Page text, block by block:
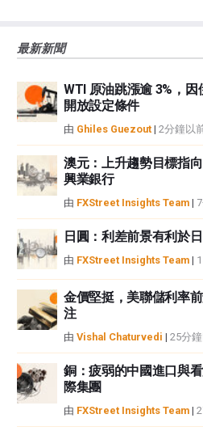
觀點，並不代表FXStreet或其廣告商的官方
如果文章正文中沒有明確提到，在撰寫本文
中都沒有頭寸，也沒有與文中提到的任何公
者沒有收到撰寫這篇文章的報酬。
性不作任何陳述。FXStreet和作者將不承擔
或損害由此資訊及其顯示或使用引起的。錯
FXStreet並非註冊投資顧問，本文內容無意提
最新新聞
WTI 原油跳漲逾 3%，
開放設定條件
由 Ghiles Guezout | 2分鐘以
澳元：上升趨勢目標指
興業銀行
由 FXStreet Insights Team |
日圓：利差前景有利於
由 FXStreet Insights Team |
金價堅挺，美聯儲利率
注
由 Vishal Chaturvedi | 25分
銅：疲弱的中國進口與
際集團
由 FXStreet Insights Team |